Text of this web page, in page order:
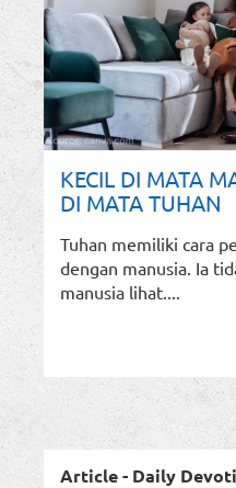
KECIL DI MATA
DI MATA TUHAN
Tuhan memiliki cara
dengan manusia. Ia
manusia lihat....
Article - Daily